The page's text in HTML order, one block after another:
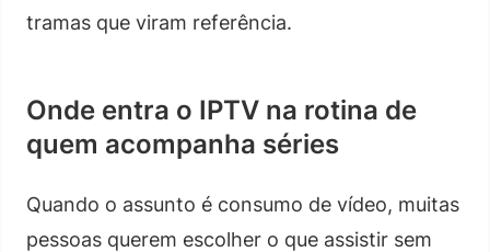
tramas que viram referência.
Onde entra o IPTV na rotina de
quem acompanha séries
Quando o assunto é consumo de vídeo, muitas
pessoas querem escolher o que assistir sem